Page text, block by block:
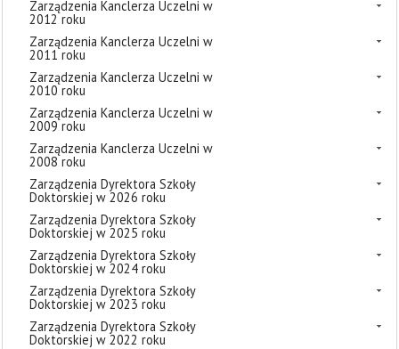
Zarządzenia Kanclerza Uczelni w
2012 roku
Zarządzenia Kanclerza Uczelni w
2011 roku
Zarządzenia Kanclerza Uczelni w
2010 roku
Zarządzenia Kanclerza Uczelni w
2009 roku
Zarządzenia Kanclerza Uczelni w
2008 roku
Zarządzenia Dyrektora Szkoły
Doktorskiej w 2026 roku
Zarządzenia Dyrektora Szkoły
Doktorskiej w 2025 roku
Zarządzenia Dyrektora Szkoły
Doktorskiej w 2024 roku
Zarządzenia Dyrektora Szkoły
Doktorskiej w 2023 roku
Zarządzenia Dyrektora Szkoły
Doktorskiej w 2022 roku